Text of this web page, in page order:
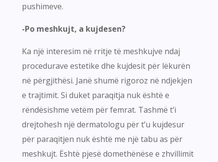
pushimeve.
-Po meshkujt, a kujdesen?
Ka një interesim në rritje të meshkujve ndaj
procedurave estetike dhe kujdesit për lëkurën
në përgjithësi. Janë shumë rigoroz në ndjekjen
e trajtimit. Si duket paraqitja nuk është e
rëndësishme vetëm për femrat. Tashmë t’i
drejtohesh një dermatologu për t’u kujdesur
për paraqitjen nuk është me një tabu as për
meshkujt. Është pjesë domethënëse e zhvillimit